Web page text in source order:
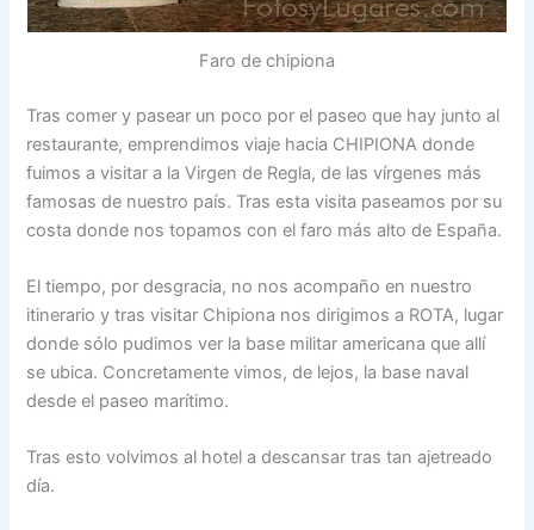
Faro de chipiona
Tras comer y pasear un poco por el paseo que hay junto al
restaurante, emprendimos viaje hacia CHIPIONA donde
fuimos a visitar a la Virgen de Regla, de las vírgenes más
famosas de nuestro país. Tras esta visita paseamos por su
costa donde nos topamos con el faro más alto de España.
El tiempo, por desgracia, no nos acompaño en nuestro
itinerario y tras visitar Chipiona nos dirigimos a ROTA, lugar
donde sólo pudimos ver la base militar americana que allí
se ubica. Concretamente vimos, de lejos, la base naval
desde el paseo marítimo.
Tras esto volvimos al hotel a descansar tras tan ajetreado
día.